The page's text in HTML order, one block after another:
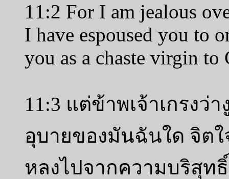
11:2 For I am jealous
I have espoused you to
you as a chaste virgin to
11:3 แต่ข้าพเจ้าเกรงว่
อุบายของมันฉันใด จิต
หลงไปจากความบริสุท